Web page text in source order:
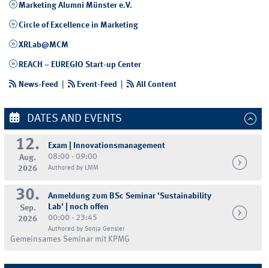
Marketing Alumni Münster e.V.
Circle of Excellence in Marketing
XRLab@MCM
REACH – EUREGIO Start-up Center
News-Feed Event-Feed | All Content
DATES AND EVENTS
12.
Aug.
2026
Exam | Innovationsmanagement
08:00 - 09:00
Authored by LMM
30.
Sep.
2026
Anmeldung zum BSc Seminar 'Sustainability
Lab' | noch offen
00:00 - 23:45
Authored by Sonja Gensler
Gemeinsames Seminar mit KPMG